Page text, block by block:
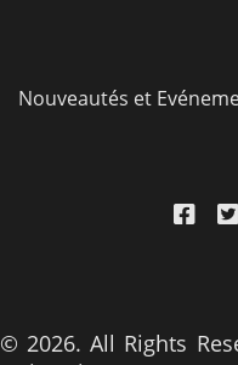
Nouveautés et
© 2026. All Rights